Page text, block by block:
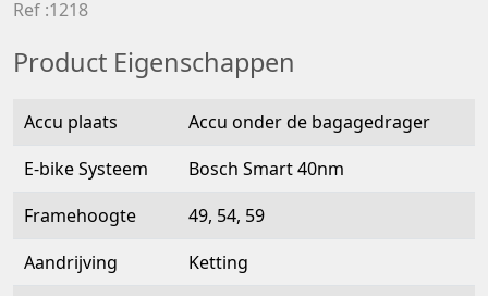
Ref :1218
Product Eigenschappen
Accu plaats
Accu onder de bagagedrager
E-bike Systeem
Bosch Smart 40nm
Framehoogte
49, 54, 59
Aandrijving
Ketting